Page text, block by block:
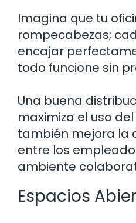
Imagina que tu
rompecabezas;
encajar
todo funcione sin
Una buena
maximiza el uso
también mejora la
entre los
ambiente
Espacios